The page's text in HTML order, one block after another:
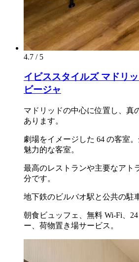
4.7 / 5
イビススタイルズ マドリ
ビージャ
マドリッドの中心に位置し、真
あります。
劇場をイメージした 64 の客室
魅力的な客室。
最高のレストランや主要なアト
分です。
地下鉄のビルバオ駅と公共の駐
朝食ビュッフェ、無料 Wi-Fi、
ー、荷物置き場サービス。